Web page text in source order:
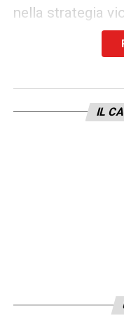
nella strategia
giovani ma già
italiano. La
imprevedibilità
che Luvumbo
durante il
IL